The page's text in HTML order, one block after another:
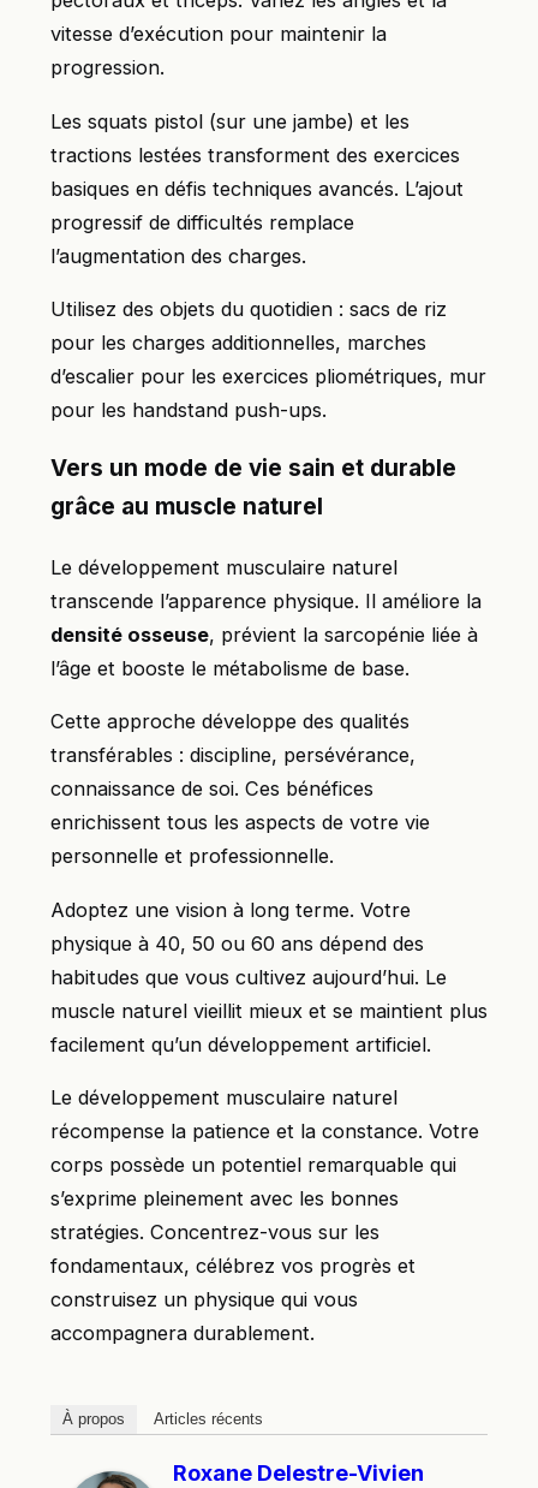
vitesse d’exécution pour maintenir la
progression.
Les squats pistol (sur une jambe) et les
tractions lestées transforment des exercices
basiques en défis techniques avancés. L’ajout
progressif de difficultés remplace
l’augmentation des charges.
Utilisez des objets du quotidien : sacs de riz
pour les charges additionnelles, marches
d’escalier pour les exercices pliométriques, mur
pour les handstand push-ups.
Vers un mode de vie sain et durable
grâce au muscle naturel
Le développement musculaire naturel
transcende l’apparence physique. Il améliore la
densité osseuse, prévient la sarcopénie liée à
l’âge et booste le métabolisme de base.
Cette approche développe des qualités
transférables : discipline, persévérance,
connaissance de soi. Ces bénéfices
enrichissent tous les aspects de votre vie
personnelle et professionnelle.
Adoptez une vision à long terme. Votre
physique à 40, 50 ou 60 ans dépend des
habitudes que vous cultivez aujourd’hui. Le
muscle naturel vieillit mieux et se maintient plus
facilement qu’un développement artificiel.
Le développement musculaire naturel
récompense la patience et la constance. Votre
corps possède un potentiel remarquable qui
s’exprime pleinement avec les bonnes
stratégies. Concentrez-vous sur les
fondamentaux, célébrez vos progrès et
construisez un physique qui vous
accompagnera durablement.
À propos Articles récents
Roxane Delestre-Vivien